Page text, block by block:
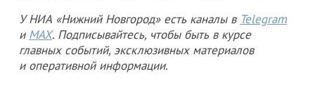
У НИА «Нижний Новгород» есть каналы в Telegram
и MAX. Подписывайтесь, чтобы быть в курсе
главных событий, эксклюзивных материалов
и оперативной информации.